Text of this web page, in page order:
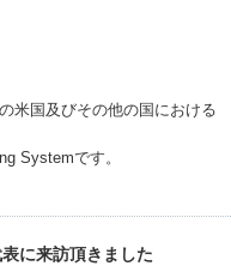
米国及びその他の国における
Systemです。
に来訪頂きました